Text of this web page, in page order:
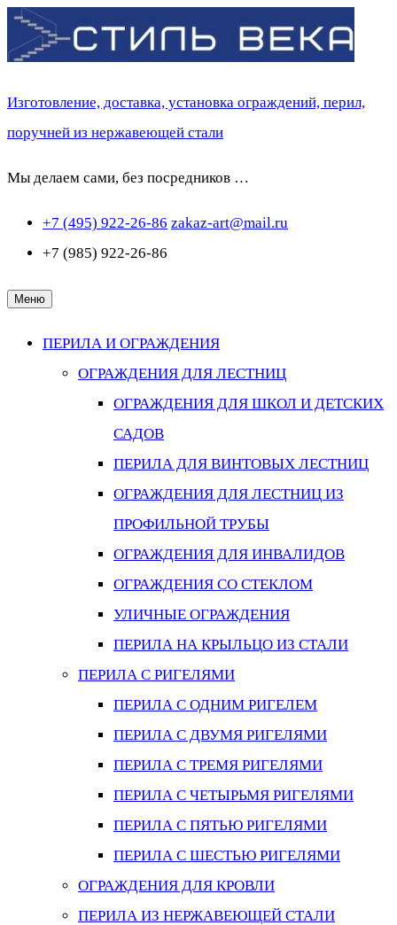
Перейти
к
Изготовление, доставка, установка ограждений, перил,
поручней из нержавеющей стали
Мы делаем сами, без посредников …
+7 (495) 922-26-86 zakaz-art@mail.ru
+7 (985) 922-26-86
Меню
ПЕРИЛА И ОГРАЖДЕНИЯ
ОГРАЖДЕНИЯ ДЛЯ ЛЕСТНИЦ
ОГРАЖДЕНИЯ ДЛЯ ШКОЛ И ДЕТСКИХ
САДОВ
ПЕРИЛА ДЛЯ ВИНТОВЫХ ЛЕСТНИЦ
ОГРАЖДЕНИЯ ДЛЯ ЛЕСТНИЦ ИЗ
ПРОФИЛЬНОЙ ТРУБЫ
ОГРАЖДЕНИЯ ДЛЯ ИНВАЛИДОВ
ОГРАЖДЕНИЯ СО СТЕКЛОМ
УЛИЧНЫЕ ОГРАЖДЕНИЯ
ПЕРИЛА НА КРЫЛЬЦО ИЗ СТАЛИ
ПЕРИЛА С РИГЕЛЯМИ
ПЕРИЛА С ОДНИМ РИГЕЛЕМ
ПЕРИЛА С ДВУМЯ РИГЕЛЯМИ
ПЕРИЛА С ТРЕМЯ РИГЕЛЯМИ
ПЕРИЛА С ЧЕТЫРЬМЯ РИГЕЛЯМИ
ПЕРИЛА С ПЯТЬЮ РИГЕЛЯМИ
ПЕРИЛА С ШЕСТЬЮ РИГЕЛЯМИ
ОГРАЖДЕНИЯ ДЛЯ КРОВЛИ
ПЕРИЛА ИЗ НЕРЖАВЕЮЩЕЙ СТАЛИ